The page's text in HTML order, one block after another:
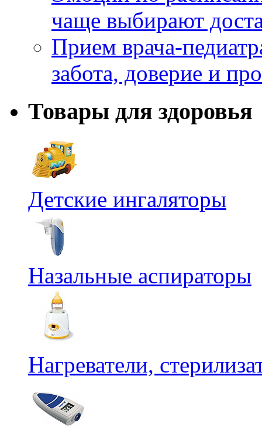
чаще выбирают
Прием врача-
забота, доверие и
Товары для здоровья
Детские ингаляторы
Назальные аспираторы
Нагреватели,